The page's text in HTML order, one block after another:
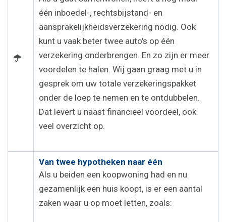
één inboedel-, rechtsbijstand- en
aansprakelijkheidsverzekering nodig. Ook
kunt u vaak beter twee auto's op één
verzekering onderbrengen. En zo zijn er meer
voordelen te halen. Wij gaan graag met u in
gesprek om uw totale verzekeringspakket
onder de loep te nemen en te ontdubbelen.
Dat levert u naast financieel voordeel, ook
veel overzicht op.
Van twee hypotheken naar één
Als u beiden een koopwoning had en nu
gezamenlijk een huis koopt, is er een aantal
zaken waar u op moet letten, zoals: